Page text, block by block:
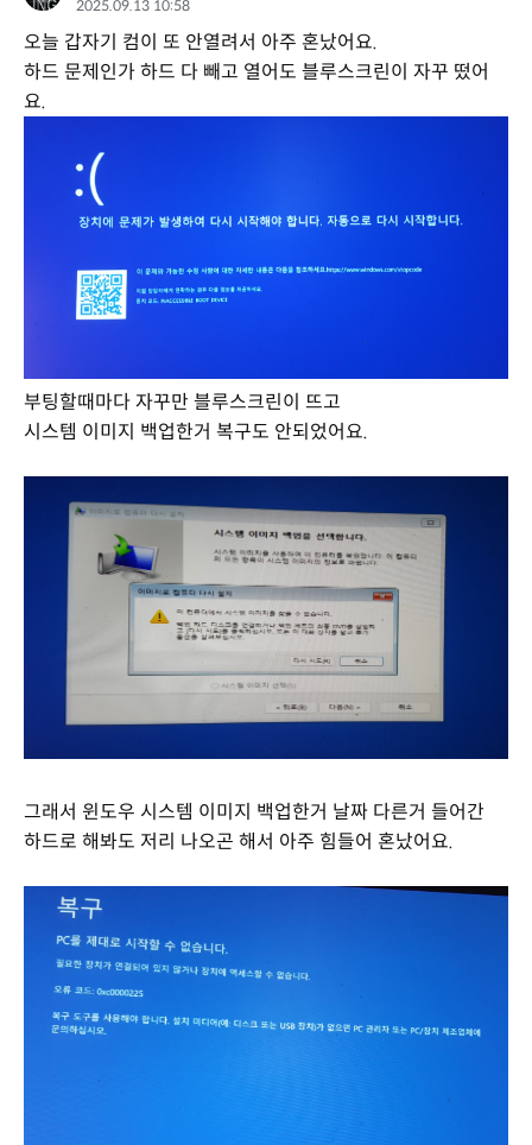
2025.09.13 10:58
오늘 갑자기 컴이 또 안열려서 아주 혼났어요.
하드 문제인가 하드 다 빼고 열어도 블루스크린이 자꾸 떴어
요.
부팅할때마다 자꾸만 블루스크린이 뜨고
시스템 이미지 백업한거 복구도 안되었어요.
그래서 윈도우 시스템 이미지 백업한거 날짜 다른거 들어간
하드로 해봐도 저리 나오곤 해서 아주 힘들어 혼났어요.